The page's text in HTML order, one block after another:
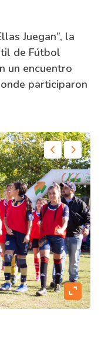
Juegan”, la
de Fútbol
un encuentro
participaron
expand_content